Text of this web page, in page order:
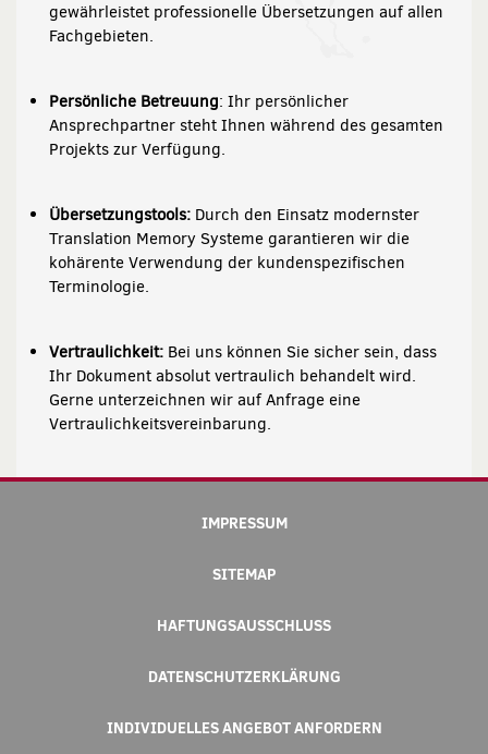
gewährleistet professionelle Übersetzungen auf allen
Fachgebieten.
Persönliche Betreuung: Ihr persönlicher
Ansprechpartner steht Ihnen während des gesamten
Projekts zur Verfügung.
Übersetzungstools: Durch den Einsatz modernster
Translation Memory Systeme garantieren wir die
kohärente Verwendung der kundenspezifischen
Terminologie.
Vertraulichkeit: Bei uns können Sie sicher sein, dass
Ihr Dokument absolut vertraulich behandelt wird.
Gerne unterzeichnen wir auf Anfrage eine
Vertraulichkeitsvereinbarung.
IMPRESSUM
SITEMAP
HAFTUNGSAUSSCHLUSS
DATENSCHUTZERKLÄRUNG
INDIVIDUELLES ANGEBOT ANFORDERN